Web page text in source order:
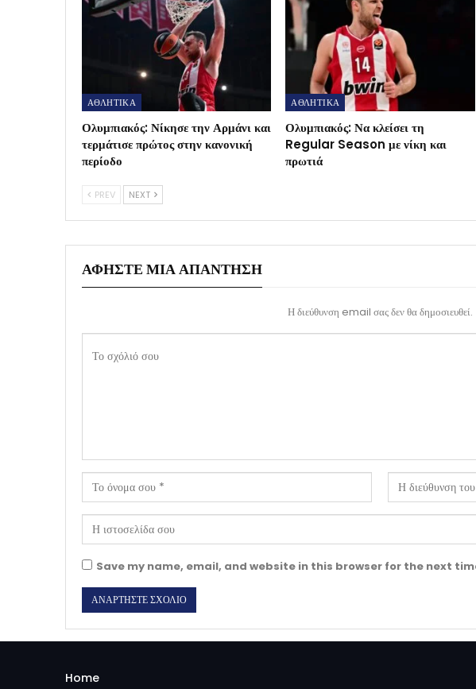
ΑΘΛΗΤΙΚΑ
Ολυμπιακός: Νίκησε την Αρμάνι και
τερμάτισε πρώτος στην κανονική
περίοδο
ΑΘΛΗΤΙΚΑ
Ολυμπιακός: Να κλείσει τη
Regular Season με νίκη και
πρωτιά
PREV NEXT
ΑΦΉΣΤΕ ΜΙΑ ΑΠΆΝΤΗΣΗ
Η διεύθυνση email σας δεν θα δημοσιευθεί.
Save my name, email, and website in this browser for the next
Home